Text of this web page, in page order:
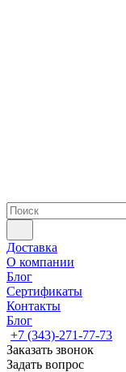
Доставка
О компании
Блог
Сертификаты
Контакты
Блог
+7 (343)-271-77-73
Заказать звонок
Задать вопрос